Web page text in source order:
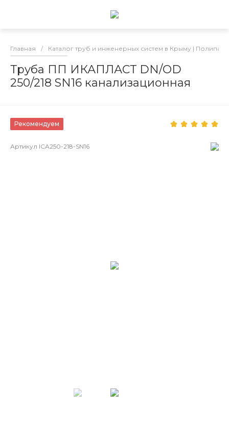
Главная / Каталог труб и инженерных систем в Крыму |
Труба ПП ИКАПЛАСТ DN/OD
250/218 SN16 канализационная
Рекомендуем
Артикул ICA250-218-SN16